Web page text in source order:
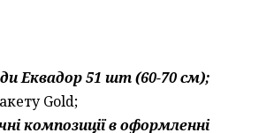
Еквадор 51 шт (60-70 см);
Gold;
композиції в оформленні